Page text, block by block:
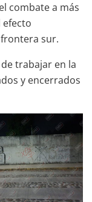
combate a más
efecto
sur.
trabajar en la
y encerrados